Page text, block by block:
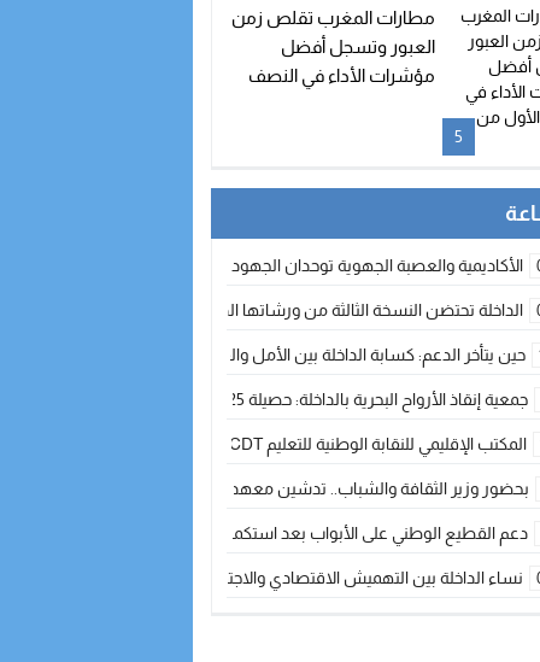
5
مطارات المغرب تقلص زمن
العبور وتسجل أفضل
مؤشرات الأداء في النصف
الأكاديمية والعصبة الجهوية توحدان الجهود لتطوير الممارسة الكروية بجهة
الداخلة تحتضن النسخة الثالثة من ورشاتها الدولية: تكوين متخصص في التراث
حين يتأخر الدعم: كسابة الداخلة بين الأمل والقلق ؟
جمعية إنقاذ الأرواح البحرية بالداخلة: حصيلة 2025 بين مهام الإنقاذ ومشروع “دار البحار”
المكتب الإقليمي للنقابة الوطنية للتعليم CDT يجتمع مع المدير الإقليمي لمناقشة ملفات جوهرية لنساء ورجال التعليم
بحضور وزير الثقافة والشباب.. تدشين معهد الموسيقى والفنون الكوريغرافية بالداخلة
دعم القطيع الوطني على الأبواب بعد استكمال الترقيم… الفلاحة المغربية
نساء الداخلة بين التهميش الاقتصادي والاجتماعي… في المؤسسات الإنتاجية